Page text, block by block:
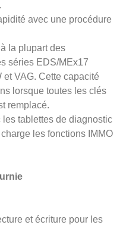
avec une procédure
la plupart des
séries EDS/MEx17
VAG. Cette capacité
lorsque toutes les clés
remplacé.
les tablettes de diagnostic
les fonctions IMMO
et écriture pour les